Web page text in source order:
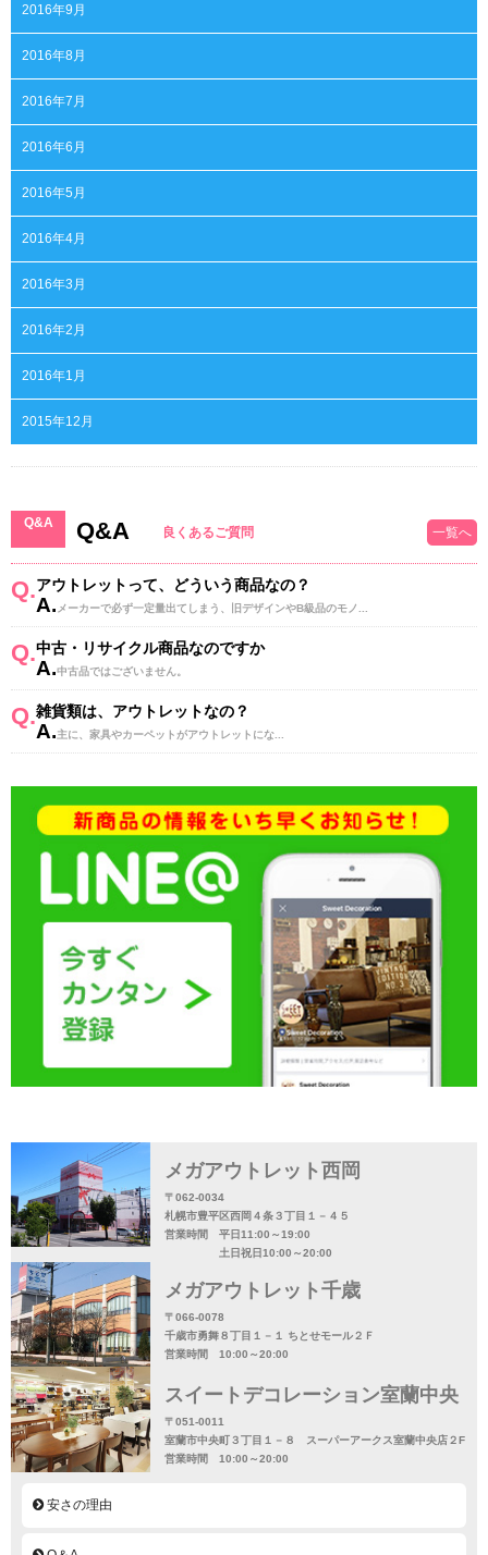
2016年9月
2016年8月
2016年7月
2016年6月
2016年5月
2016年4月
2016年3月
2016年2月
2016年1月
2015年12月
Q&A Q&A 良くあるご質問 一覧へ
Q.アウトレットって、どういう商品なの？
A. メーカーで必ず一定量出てしまう、旧デザインやB級品のモノ...
Q.中古・リサイクル商品なのですか
A.中古品ではございません。
Q.雑貨類は、アウトレットなの？
A.主に、家具やカーペットがアウトレットにな...
メガアウトレット西岡
〒062-0034
札幌市豊平区西岡４条３丁目１－４５
営業時間 平日11:00～19:00
土日祝日10:00～20:00
メガアウトレット千歳
〒066-0078
千歳市勇舞８丁目１－１ ちとせモール２Ｆ
営業時間 10:00～20:00
スイートデコレーション室蘭中央
〒051-0011
室蘭市中央町３丁目１－８ スーパーアークス室蘭中央店２F
営業時間 10:00～20:00
安さの理由